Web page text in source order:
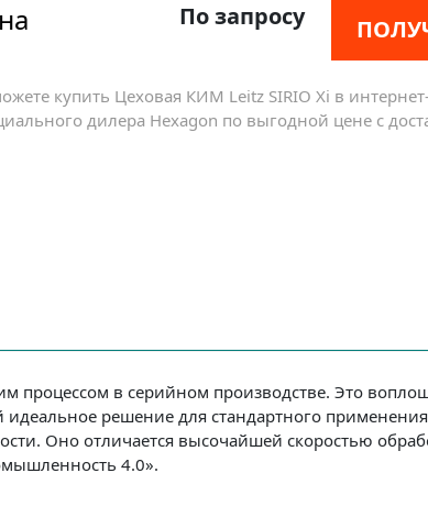
По запросу
купить Цеховая КИМ Leitz SIRIO Xi в интернет-
дилера Hexagon по выгодной цене с
процессом в серийном производстве. Это
решение для стандартного
Оно отличается высочайшей скоростью
4.0».